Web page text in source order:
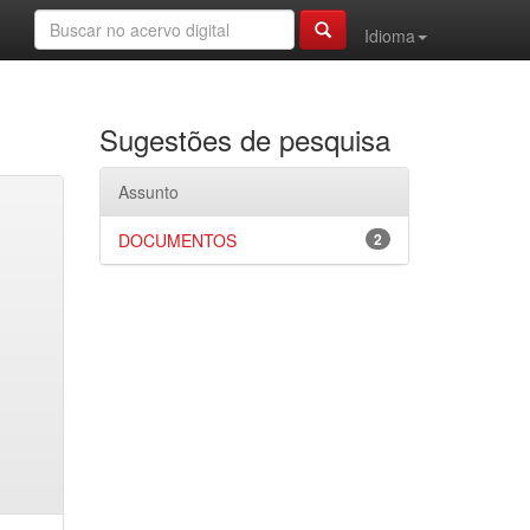
Idioma
Sugestões de pesquisa
Assunto
2
DOCUMENTOS